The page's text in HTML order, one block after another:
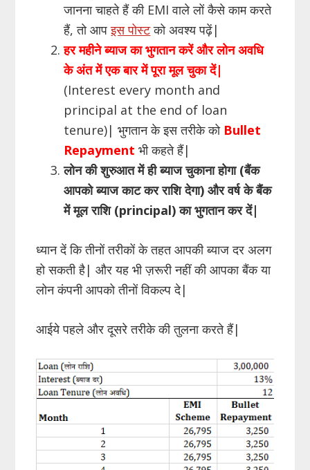
जानना चाहते हैं की EMI वाले लों कैसे काम करते
हैं, तो आपइस पोस्टको अवश्य पढ़ें|
हर महीने ब्याज का भुगतान करें और लोन अवधि
के अंत में एक बार में पूरा मूल चुका दें|
(Interest every month and
principal at the end of loan
tenure)| भुगतान के इस तरीके को Bullet
Repayment भी कहते हैं|
लोन की शुरुआत में ही ब्याज चुकाना होगा (बैंक
आपको ब्याज काट कर राशि देगा) और वर्ष के बैंक
में मूल राशि (principal) का भुगतान कर दें|
ध्यान दें कि तीनों तरीकों के तहत आपकी ब्याज दर अलग
हो सकती है| और यह भी ज़रूरी नहीं की आपका बैंक या
लोन कंपनी आपको तीनों विकल्प दे|
आईये पहले और दूसरे तरीके की तुलना करते हैं|